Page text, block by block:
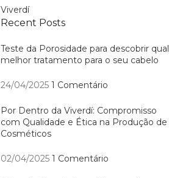
Viverdí
Recent Posts
Teste da Porosidade para descobrir qual
melhor tratamento para o seu cabelo
24/04/2025 1 Comentário
Por Dentro da Viverdí: Compromisso
com Qualidade e Ética na Produção de
Cosméticos
02/04/2025 1 Comentário